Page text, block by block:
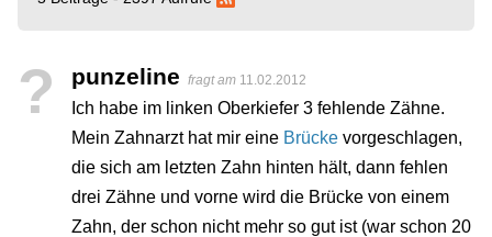
? punzeline fragt am 11.02.2012
Ich habe im linken Oberkiefer 3 fehlende Zähne.
Mein Zahnarzt hat mir eine Brücke vorgeschlagen,
die sich am letzten Zahn hinten hält, dann fehlen
drei Zähne und vorne wird die Brücke von einem
Zahn, der schon nicht mehr so gut ist (war schon 20